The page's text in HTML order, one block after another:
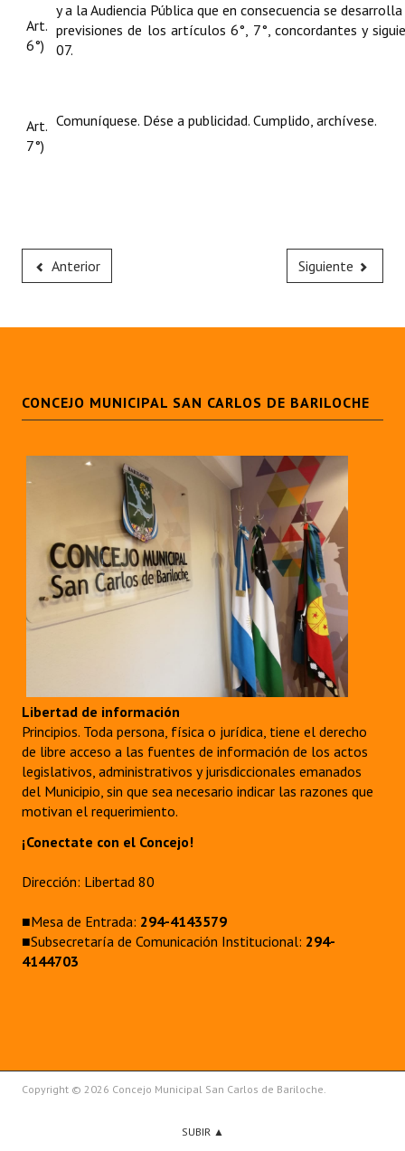
Art.
6°)
y a la Audiencia Pública que en consecuencia se
previsiones de los artículos 6°, 7°, concordantes y
07.
Art.
7°)
Comuníquese. Dése a publicidad. Cumplido, archívese.
Anterior Siguiente
CONCEJO MUNICIPAL SAN CARLOS DE BARILOCHE
Libertad de información
Principios. Toda persona, física o jurídica, tiene el derecho
de libre acceso a las fuentes de información de los actos
legislativos, administrativos y jurisdiccionales emanados
del Municipio, sin que sea necesario indicar las razones que
motivan el requerimiento.
¡Conectate con el Concejo!
Dirección: Libertad 80
■Mesa de Entrada: 294-4143579
■Subsecretaría de Comunicación Institucional: 294-
4144703
Copyright © 2026 Concejo Municipal San Carlos de Bariloche.
SUBIR ▲